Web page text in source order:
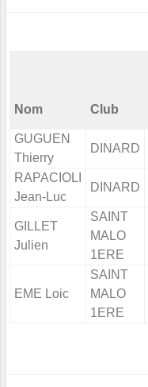
Nom Club
GUGUEN
Thierry
DINARD
RAPACIOLI
Jean-Luc
DINARD
GILLET
Julien
SAINT
MALO
1ERE
EME Loic
SAINT
MALO
1ERE